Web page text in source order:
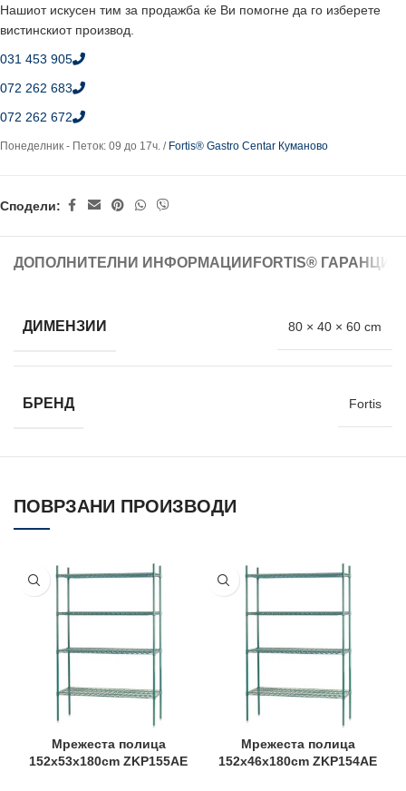
Нашиот искусен тим за продажба ќе Ви помогне да го изберете
вистинскиот производ.
031 453 905
072 262 683
072 262 672
Понеделник - Петок: 09 до 17ч. / Fortis® Gastro Centar Куманово
Сподели:
ДОПОЛНИТЕЛНИ ИНФОРМАЦИИ FORTIS®
ДИМЕНЗИИ 80 × 40 × 60 cm
БРЕНД Fortis
ПОВРЗАНИ ПРОИЗВОДИ
Мрежeста полица
152x53x180cm ZKP155AE
Мрежeста полица
152x46x180cm ZKP154AE